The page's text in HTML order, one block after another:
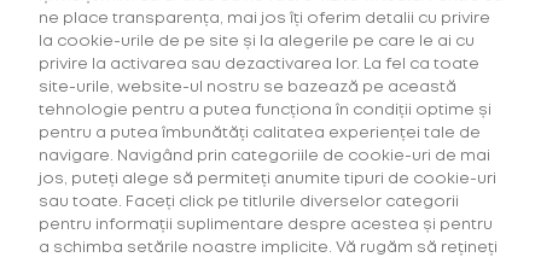
pentru utilizatorii noi
ne place transparența, mai jos îți oferim detalii cu privire
la cookie-urile de pe site și la alegerile pe care le ai cu
privire la activarea sau dezactivarea lor. La fel ca toate
site-urile, website-ul nostru se bazează pe această
tehnologie pentru a putea funcționa în condiții optime și
pentru a putea îmbunătăți calitatea experienței tale de
navigare. Navigând prin categoriile de cookie-uri de mai
jos, puteți alege să permiteți anumite tipuri de cookie-uri
sau toate. Faceți click pe titlurile diverselor categorii
pentru informații suplimentare despre acestea și pentru
a schimba setările noastre implicite. Vă rugăm să rețineți